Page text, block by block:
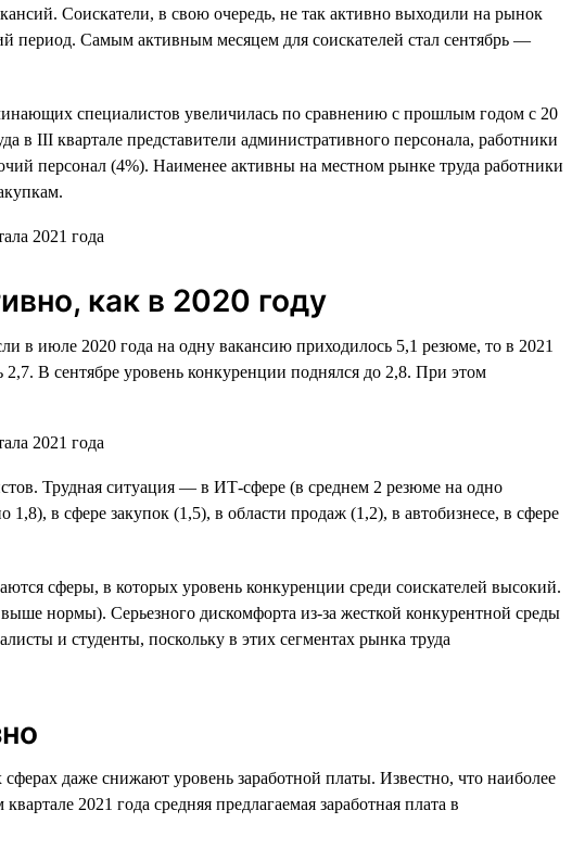
Соискатели, в свою очередь, не так активно выходили на рынок
период. Самым активным месяцем для соискателей стал сентябрь —
специалистов увеличилась по сравнению с прошлым годом c 20
III квартале представители административного персонала, работники
персонал (4%). Наименее активны на местном рынке труда работники
как в 2020 году
в июле 2020 года на одну вакансию приходилось 5,1 резюме, то в 2021
В сентябре уровень конкуренции поднялся до 2,8. При этом
Трудная ситуация — в ИТ-сфере (в среднем 2 резюме на одно
в сфере закупок (1,5), в области продаж (1,2), в автобизнесе, в сфере
сферы, в которых уровень конкуренции среди соискателей высокий.
нормы). Серьезного дискомфорта из-за жесткой конкурентной среды
и студенты, поскольку в этих сегментах рынка труда
даже снижают уровень заработной платы. Известно, что наиболее
2021 года средняя предлагаемая заработная плата в